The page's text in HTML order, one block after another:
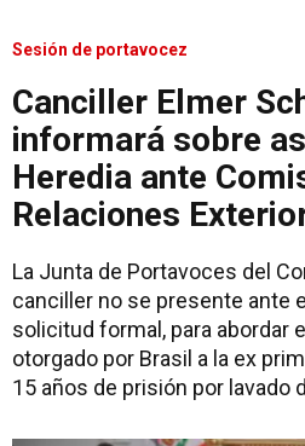
Sesión de portavocez
Canciller Elmer
informará sobre
Heredia ante
Relaciones
La Junta de Portavoces del
canciller no se presente ante
solicitud formal, para abordar
otorgado por Brasil a la ex
15 años de prisión por lavado